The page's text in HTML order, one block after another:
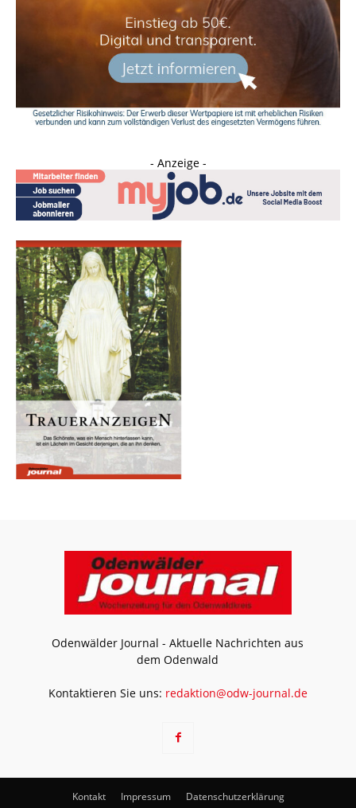
- Anzeige -
Odenwälder Journal - Aktuelle Nachrichten aus
dem Odenwald
Kontaktieren Sie uns: redaktion@odw-journal.de
Kontakt Impressum Datenschutzerklärung